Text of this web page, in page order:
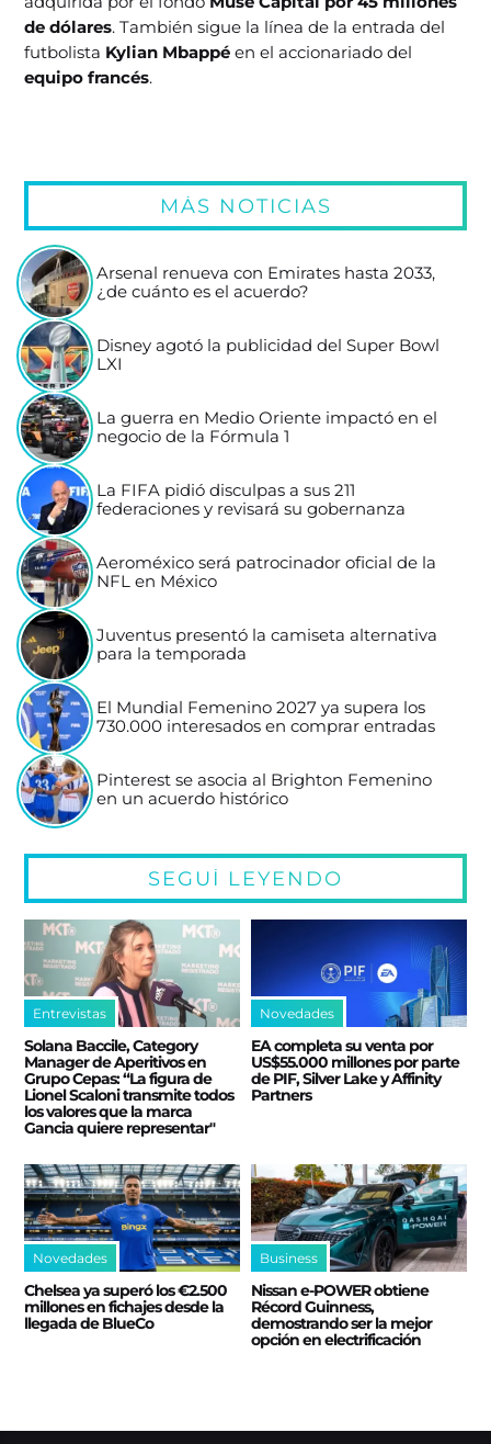
de dólares. También sigue la línea de la entrada del
futbolista Kylian Mbappé en el accionariado del
equipo francés.
MÁS NOTICIAS
Arsenal renueva con Emirates hasta 2033,
¿de cuánto es el acuerdo?
Disney agotó la publicidad del Super Bowl
LXI
La guerra en Medio Oriente impactó en el
negocio de la Fórmula 1
La FIFA pidió disculpas a sus 211
federaciones y revisará su gobernanza
Aeroméxico será patrocinador oficial de la
NFL en México
Juventus presentó la camiseta alternativa
para la temporada
El Mundial Femenino 2027 ya supera los
730.000 interesados en comprar entradas
Pinterest se asocia al Brighton Femenino
en un acuerdo histórico
SEGUÍ LEYENDO
Entrevistas
Solana Baccile, Category
Manager de Aperitivos en
Grupo Cepas: “La figura de
Lionel Scaloni transmite todos
los valores que la marca
Gancia quiere representar"
Novedades
EA completa su venta por
US$55.000 millones por parte
de PIF, Silver Lake y Affinity
Partners
Novedades
Chelsea ya superó los €2.500
millones en fichajes desde la
llegada de BlueCo
Business
Nissan e‑POWER obtiene
Récord Guinness,
demostrando ser la mejor
opción en electrificación